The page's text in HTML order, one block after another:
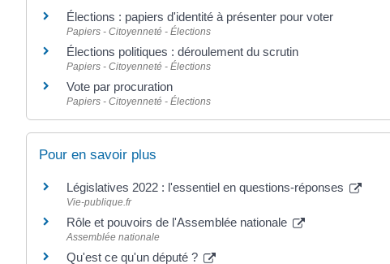
Élections : papiers d'identité à présenter pour voter
Papiers - Citoyenneté - Élections
Élections politiques : déroulement du scrutin
Papiers - Citoyenneté - Élections
Vote par procuration
Papiers - Citoyenneté - Élections
Pour en savoir plus
Législatives 2022 : l'essentiel en questions-réponses
Vie-publique.fr
Rôle et pouvoirs de l'Assemblée nationale
Assemblée nationale
Qu'est ce qu'un député ?